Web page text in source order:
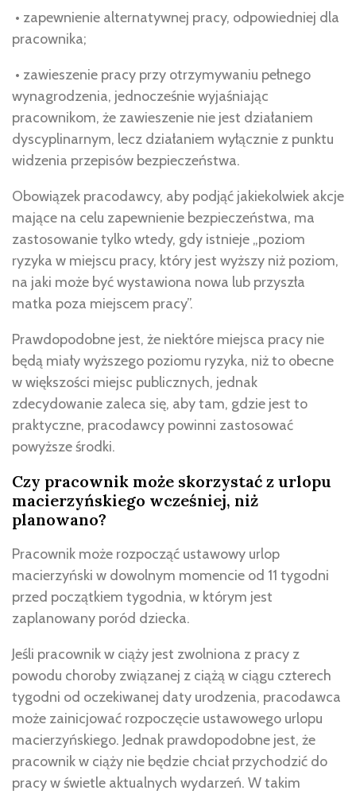
• zapewnienie alternatywnej pracy, odpowiedniej dla
pracownika;
• zawieszenie pracy przy otrzymywaniu pełnego
wynagrodzenia, jednocześnie wyjaśniając
pracownikom, że zawieszenie nie jest działaniem
dyscyplinarnym, lecz działaniem wyłącznie z punktu
widzenia przepisów bezpieczeństwa.
Obowiązek pracodawcy, aby podjąć jakiekolwiek akcje
mające na celu zapewnienie bezpieczeństwa, ma
zastosowanie tylko wtedy, gdy istnieje „poziom
ryzyka w miejscu pracy, który jest wyższy niż poziom,
na jaki może być wystawiona nowa lub przyszła
matka poza miejscem pracy”.
Prawdopodobne jest, że niektóre miejsca pracy nie
będą miały wyższego poziomu ryzyka, niż to obecne
w większości miejsc publicznych, jednak
zdecydowanie zaleca się, aby tam, gdzie jest to
praktyczne, pracodawcy powinni zastosować
powyższe środki.
Czy pracownik może skorzystać z urlopu
macierzyńskiego wcześniej, niż
planowano?
Pracownik może rozpocząć ustawowy urlop
macierzyński w dowolnym momencie od 11 tygodni
przed początkiem tygodnia, w którym jest
zaplanowany poród dziecka.
Jeśli pracownik w ciąży jest zwolniona z pracy z
powodu choroby związanej z ciążą w ciągu czterech
tygodni od oczekiwanej daty urodzenia, pracodawca
może zainicjować rozpoczęcie ustawowego urlopu
macierzyńskiego. Jednak prawdopodobne jest, że
pracownik w ciąży nie będzie chciał przychodzić do
pracy w świetle aktualnych wydarzeń. W takim